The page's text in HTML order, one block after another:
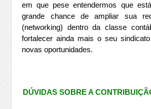
em que pese entendermos que
grande chance de ampliar sua
(networking) dentro da classe
fortalecer ainda mais o seu
novas oportunidades.
DÚVIDAS SOBRE A